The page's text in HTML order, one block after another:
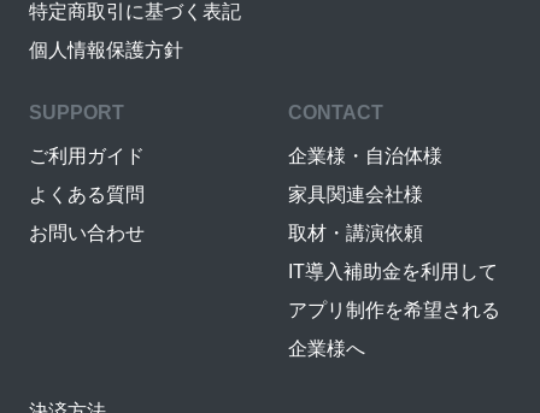
特定商取引に基づく表記
個人情報保護方針
SUPPORT
ご利用ガイド
よくある質問
お問い合わせ
CONTACT
企業様・自治体様
家具関連会社様
取材・講演依頼
IT導入補助金を利用して
アプリ制作を希望される
企業様へ